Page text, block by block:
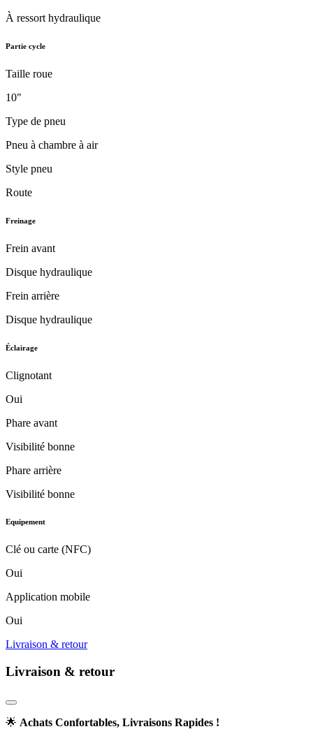
À ressort hydraulique
Partie cycle
Taille roue
10"
Type de pneu
Pneu à chambre à air
Style pneu
Route
Freinage
Frein avant
Disque hydraulique
Frein arrière
Disque hydraulique
Éclairage
Clignotant
Oui
Phare avant
Visibilité bonne
Phare arrière
Visibilité bonne
Equipement
Clé ou carte (NFC)
Oui
Application mobile
Oui
Livraison & retour
Livraison & retour
🌟 Achats Confortables, Livraisons Rapides !